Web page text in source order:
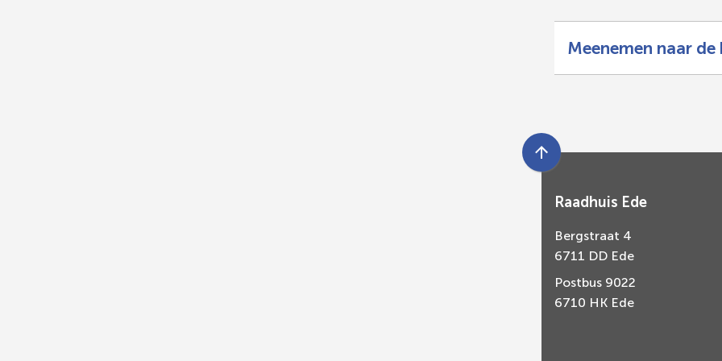
Meenemen naar de
Scroll
boven
het
begin
van
de
Raadhuis Ede
Bergstraat 4
6711 DD Ede
Postbus 9022
6710 HK Ede